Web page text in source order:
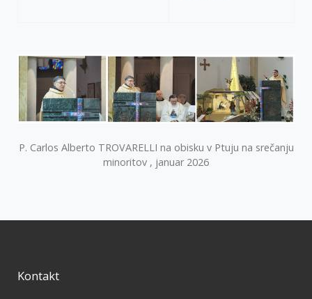
P. Carlos Alberto TROVARELLI na obisku v Ptuju na srečanju
minoritov , januar 2026
Kontakt